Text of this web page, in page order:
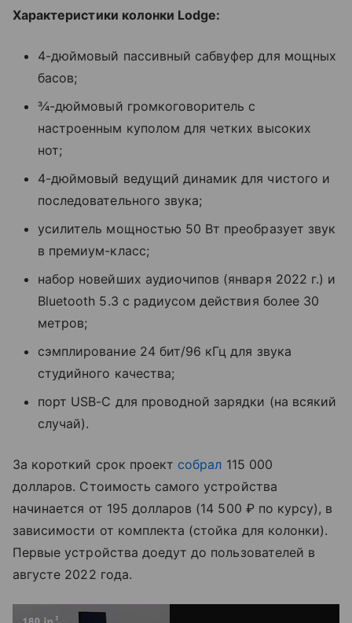
Характеристики колонки Lodge:
4-дюймовый пассивный сабвуфер для мощных
басов;
3⁄4-дюймовый громкоговоритель с
настроенным куполом для четких высоких
нот;
4-дюймовый ведущий динамик для чистого и
последовательного звука;
усилитель мощностью 50 Вт преобразует звук
в премиум-класс;
набор новейших аудиочипов (января 2022 г.) и
Bluetooth 5.3 с радиусом действия более 30
метров;
сэмплирование 24 бит/96 кГц для звука
студийного качества;
порт USB-C для проводной зарядки (на всякий
случай).
За короткий срок проект собрал 115 000
долларов. Стоимость самого устройства
начинается от 195 долларов (14 500 ₽ по курсу), в
зависимости от комплекта (стойка для колонки).
Первые устройства доедут до пользователей в
августе 2022 года.